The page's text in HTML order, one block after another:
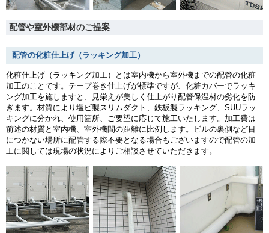
配管や室外機部材のご提案
配管の化粧仕上げ（ラッキング加工）
化粧仕上げ（ラッキング加工）とは室内機から室外機までの配管の化粧
加工のことです。テープ巻き仕上げが標準ですが、化粧カバーでラッキ
ング加工を施しますと、見栄えが美しく仕上がり配管保温材の劣化を防
ぎます。材質により塩ビ製スリムダクト、鉄板製ラッキング、SUUラッ
キングに分かれ、使用箇所、ご要望に応じて施工いたします。加工費は
前述の材質と室内機、室外機間の距離に比例します。ビルの裏側など目
につかない場所に配管する際不要となる場合もございますので配管の加
工に関しては現場の状況によりご相談させていただきます。